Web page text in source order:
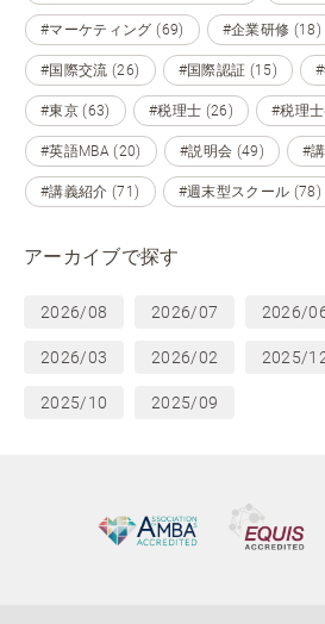
#マーケティング (69) #企業研修 (18)
#国際交流 (26) #国際認証 (15)
#東京 (63) #税理士 (26) #税理
#英語MBA (20) #説明会 (49) #
#講義紹介 (71) #週末型スクール (78)
アーカイブで探す
2026/08 2026/07 2026/
2026/03 2026/02 2025/
2025/10 2025/09